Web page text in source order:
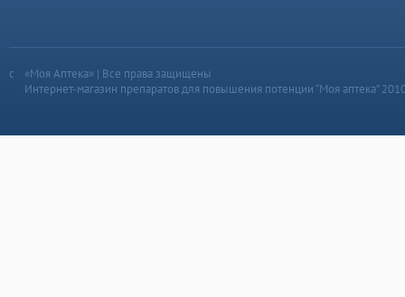
«Моя Аптека» | Все права защищены
Интернет-магазин препаратов для повышения потенции “Моя аптека”